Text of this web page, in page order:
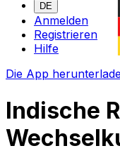
DE
Anmelden
Registrieren
Hilfe
Die App
Indische